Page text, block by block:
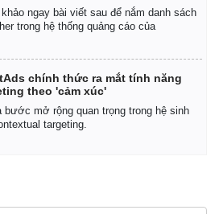
ngay bài viết sau để nắm danh sách
trong hệ thống quảng cáo của
chính thức ra mắt tính năng
theo 'cảm xúc'
bước mở rộng quan trọng trong hệ sinh
targeting.